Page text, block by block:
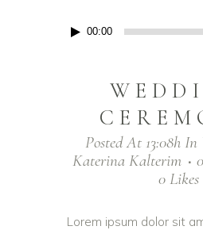
Πρόγραμμα
00:00
Posted At 13:08hIn
Katerina Kalterim
0 Likes
Lorem ipsum dolor sit